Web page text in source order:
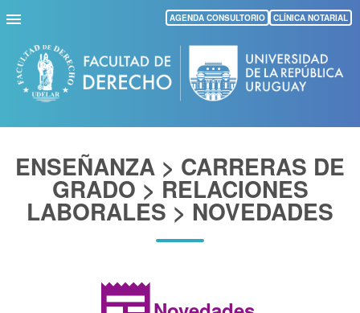
Pasar
al
contenido
principal
AGENDA CONSULTORIO CLÍNICA NOTARIAL
ENSEÑANZA > CARRERAS DE
GRADO > RELACIONES
LABORALES > NOVEDADES